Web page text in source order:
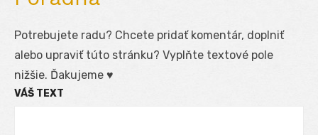
Potrebujete radu? Chcete pridať komentár, doplniť
alebo upraviť túto stránku? Vyplňte textové pole
nižšie. Ďakujeme ♥
VÁŠ TEXT